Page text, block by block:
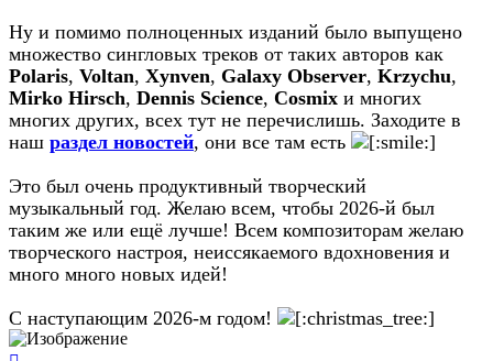
Ну и помимо полноценных изданий было выпущено
множество сингловых треков от таких авторов как
Polaris, Voltan, Xynven, Galaxy Observer, Krzychu,
Mirko Hirsch, Dennis Science, Cosmix и многих
многих других, всех тут не перечислишь. Заходите в
наш раздел новостей, они все там есть
Это был очень продуктивный творческий
музыкальный год. Желаю всем, чтобы 2026-й был
таким же или ещё лучше! Всем композиторам желаю
творческого настроя, неиссякаемого вдохновения и
много много новых идей!
С наступающим 2026-м годом!